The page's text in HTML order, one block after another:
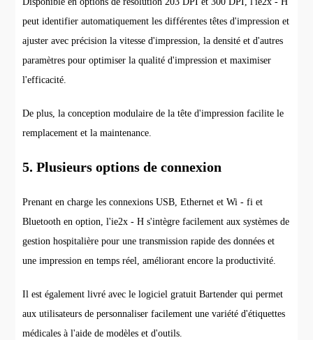
peut identifier automatiquement les différentes têtes d'impression et
ajuster avec précision la vitesse d'impression, la densité et d'autres
paramètres pour optimiser la qualité d'impression et maximiser
l'efficacité.
De plus, la conception modulaire de la tête d'impression facilite le
remplacement et la maintenance.
5. Plusieurs options de connexion
Prenant en charge les connexions USB, Ethernet et Wi - fi et
Bluetooth en option, l'ie2x - H s'intègre facilement aux systèmes de
gestion hospitalière pour une transmission rapide des données et
une impression en temps réel, améliorant encore la productivité.
Il est également livré avec le logiciel gratuit Bartender qui permet
aux utilisateurs de personnaliser facilement une variété d'étiquettes
médicales à l'aide de modèles et d'outils.